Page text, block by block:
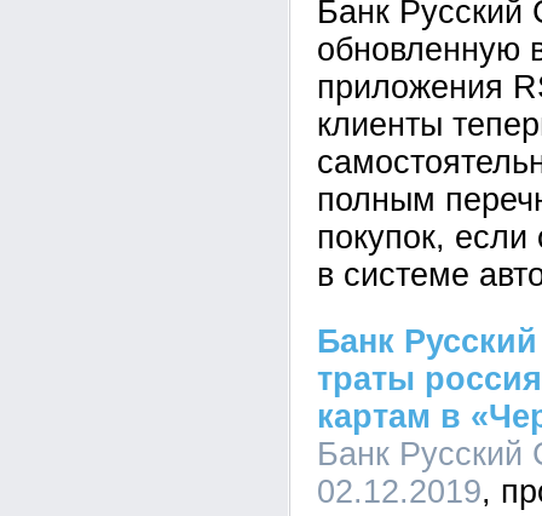
Банк Русский
обновленную
приложения
клиенты
полным
покупок, если
в системе
Банк
траты
картам в
Банк Русский
02.12.2019